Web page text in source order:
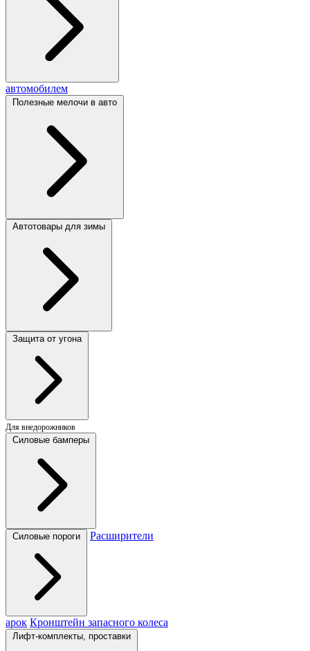
автомобилем
Полезные мелочи в авто
Автотовары для зимы
Защита от угона
Для внедорожников
Силовые бамперы
Силовые пороги Расширители
арок Кронштейн запасного колеса
Лифт-комплекты, проставки